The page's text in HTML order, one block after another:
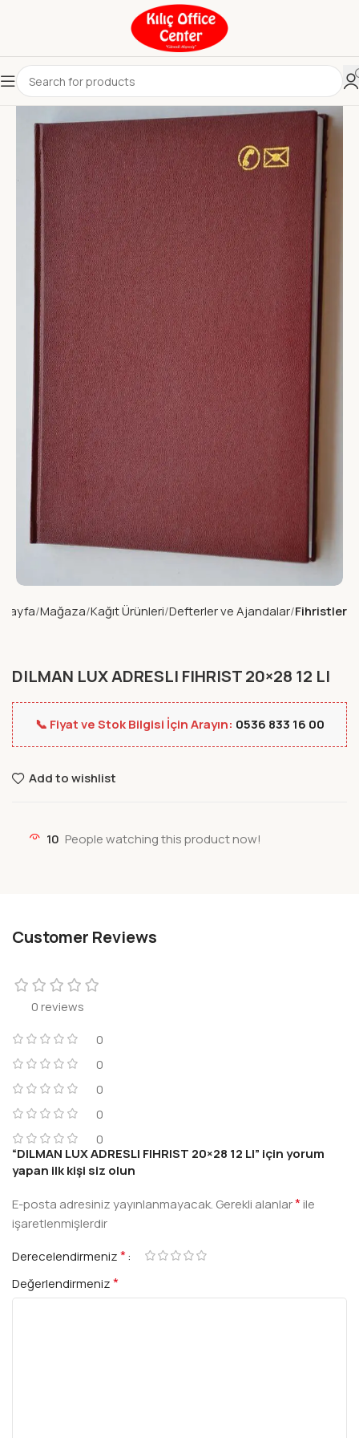
Mağaza Kağıt Ürünleri Defterler ve Ajandalar Fihristler
DILMAN LUX ADRESLI FIHRIST 20×28 12 LI
📞 Fiyat ve Stok Bilgisi İçin Arayın: 0536 833 16 00
Add to wishlist
10 People watching this product now!
Customer Reviews
0 reviews
0
0
0
0
0
“DILMAN LUX ADRESLI FIHRIST 20×28 12 LI” için yorum
yapan ilk kişi siz olun
E-posta adresiniz yayınlanmayacak. Gerekli alanlar*ile
işaretlenmişlerdir
Derecelendirmeniz*
Değerlendirmeniz*